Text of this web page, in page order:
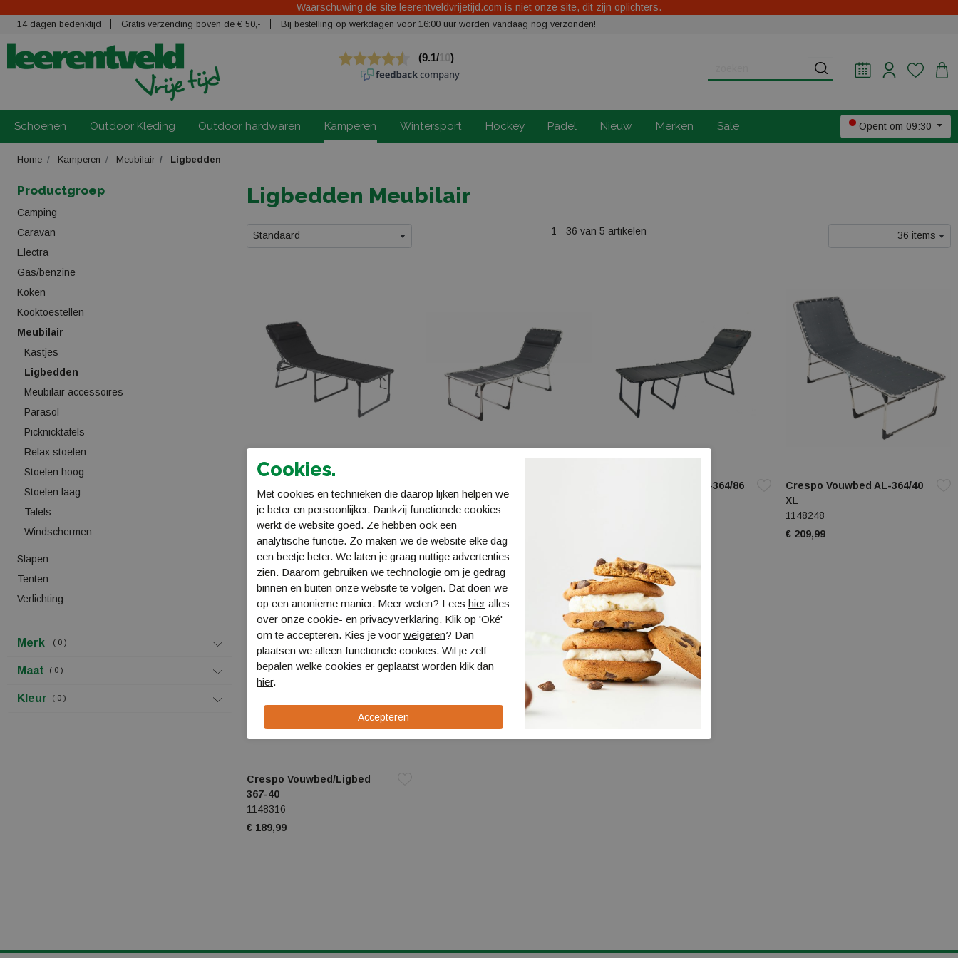
Waarschuwing de site leerentveldvrijetijd.com is niet onze site, dit zijn oplichters.
14 dagen bedenktijd Gratis verzending boven de € 50,- Bij bestelling op werkdagen voor 16:00 uur worden vandaag nog verzonden!
Schoenen Outdoor Kleding Outdoor hardwaren Kamperen Wintersport Hockey Padel Nieuw Merken Sale Opent om 09:30
Home Kamperen Meubilair Ligbedden
Productgroep
Camping
Caravan
Electra
Gas/benzine
Koken
Kooktoestellen
Meubilair
Kastjes
Ligbedden
Meubilair accessoires
Parasol
Picknicktafels
Relax stoelen
Stoelen hoog
Stoelen laag
Tafels
Windschermen
Slapen
Tenten
Verlichting
Merk 0
Maat 0
Kleur 0
Ligbedden Meubilair
Standaard 1 - 36 van 5 artikelen 36 items
XL Air-Deluxe
1148236
364/40XL DLX
1148231
Crespo Vouwbed AP-364/86
Crespo Vouwbed AL-364/40
XL
1148248
€ 209,99
Crespo Vouwbed/Ligbed
367-40
1148316
€ 189,99
Cookies.
Met cookies en technieken die daarop lijken helpen we
je beter en persoonlijker. Dankzij functionele cookies
werkt de website goed. Ze hebben ook een
analytische functie. Zo maken we de website elke dag
een beetje beter. We laten je graag nuttige advertenties
zien. Daarom gebruiken we technologie om je gedrag
binnen en buiten onze website te volgen. Dat doen we
op een anonieme manier. Meer weten? Lees hier alles
over onze cookie- en privacyverklaring. Klik op 'Oké'
om te accepteren. Kies je voor weigeren? Dan
plaatsen we alleen functionele cookies. Wil je zelf
bepalen welke cookies er geplaatst worden klik dan
hier.